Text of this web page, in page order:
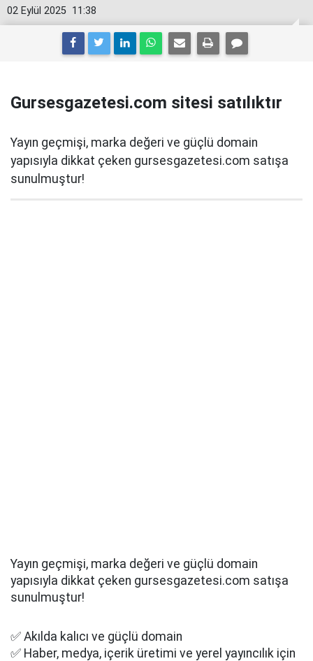
11:38
02 Eylül 2025
Gursesgazetesi.com sitesi satılıktır
Yayın geçmişi, marka değeri ve güçlü domain
yapısıyla dikkat çeken gursesgazetesi.com satışa
sunulmuştur!
Yayın geçmişi, marka değeri ve güçlü domain
yapısıyla dikkat çeken gursesgazetesi.com satışa
sunulmuştur!
✅ Akılda kalıcı ve güçlü domain
✅ Haber, medya, içerik üretimi ve yerel yayıncılık için